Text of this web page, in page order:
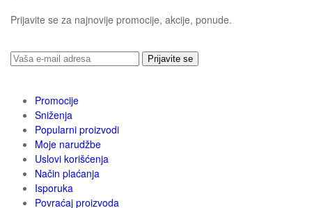
Prijavite se za najnovije promocije, akcije, ponude.
Prijavite se
Promocije
Sniženja
Popularni proizvodi
Moje narudžbe
Uslovi korišćenja
Način plaćanja
Isporuka
Povraćaj proizvoda